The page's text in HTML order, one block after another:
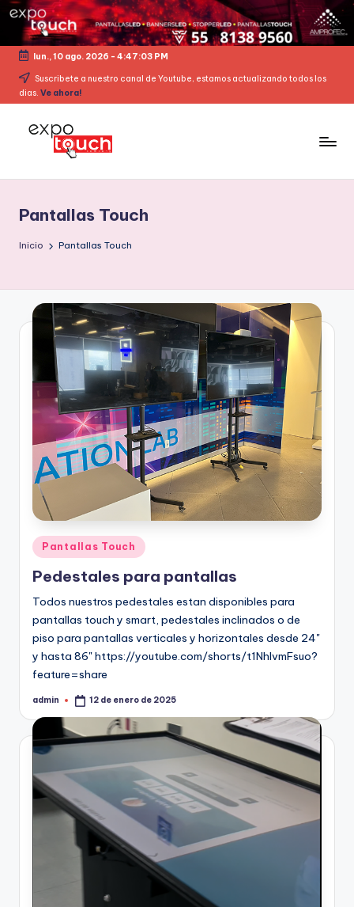
lun., 10 ago. 2026 - 4:47:03 PM
Suscribete a nuestro canal de Youtube, estamos actualizando todos los
dias. Ve ahora!
Pantallas Touch
Inicio Pantallas Touch
Pantallas Touch
Pedestales para pantallas
Todos nuestros pedestales estan disponibles para
pantallas touch y smart, pedestales inclinados o de
piso para pantallas verticales y horizontales desde 24"
y hasta 86" https://youtube.com/shorts/t1NhlvmFsuo?
feature=share
admin 12 de enero de 2025